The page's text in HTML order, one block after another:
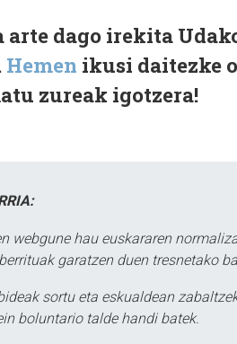
arte dago irekita
Hemen ikusi daitezke
zureak igotzera!
webgune hau euskararen
garatzen duen tresnetako
sortu eta eskualdean
boluntario talde handi batek.